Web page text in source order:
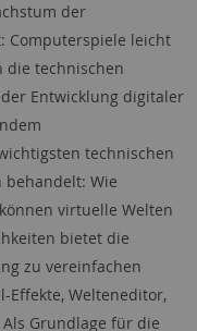
der
Computerspiele leicht
die technischen
Entwicklung digitaler
technischen
behandelt: Wie
virtuelle Welten
bietet die
zu vereinfachen
Effekte, Welteneditor,
Grundlage für die